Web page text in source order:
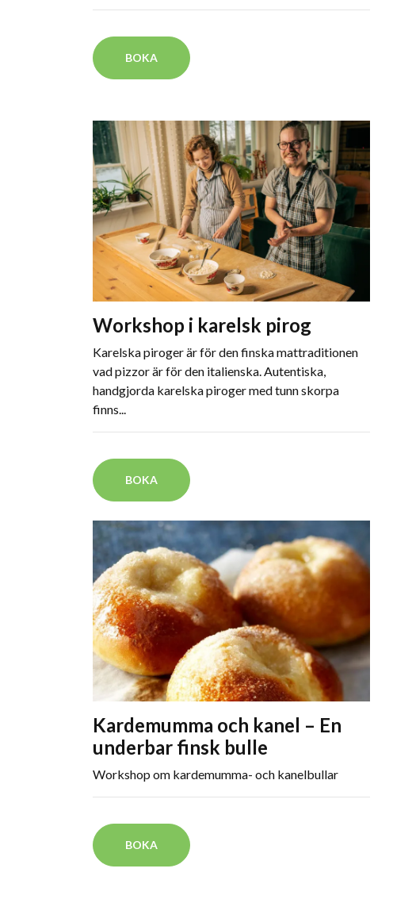
BOKA
Workshop i karelsk pirog
Karelska piroger är för den finska mattraditionen
vad pizzor är för den italienska. Autentiska,
handgjorda karelska piroger med tunn skorpa
finns...
BOKA
Kardemumma och kanel – En
underbar finsk bulle
Workshop om kardemumma- och kanelbullar
BOKA